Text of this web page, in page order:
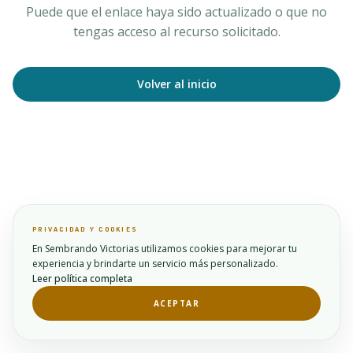
Puede que el enlace haya sido actualizado o que no
tengas acceso al recurso solicitado.
Volver al inicio
PRIVACIDAD Y COOKIES
En Sembrando Victorias utilizamos cookies para mejorar tu
experiencia y brindarte un servicio más personalizado.
Leer política completa
ACEPTAR